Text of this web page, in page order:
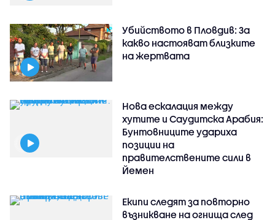
Убийството в Пловдив: За
какво настояват близките
на жертвата
Нова ескалация между
хутите и Саудитска Арабия:
Бунтовниците удариха
позиции на
правителствените сили в
Йемен
Екипи следят за повторно
възникване на огнища след